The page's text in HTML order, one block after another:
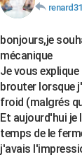
renard31
bonjours,je
mécanique
Je vous
brouter lorsque
froid (malgrés
Et aujourd'hui je
temps de le
j'avais